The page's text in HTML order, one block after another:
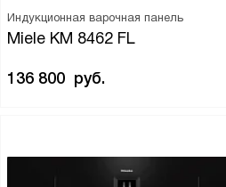
Индукционная варочная панель
Miele KM 8462 FL
136 800 руб.